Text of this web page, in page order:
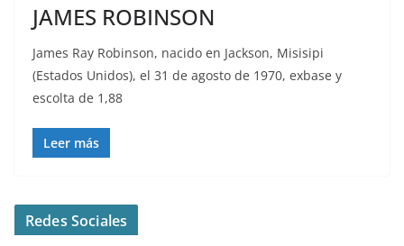
JAMES ROBINSON
James Ray Robinson, nacido en Jackson, Misisipi
(Estados Unidos), el 31 de agosto de 1970, exbase y
escolta de 1,88
Leer más
Redes Sociales